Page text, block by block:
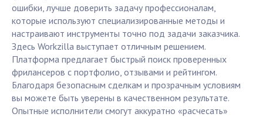
ошибки, лучше доверить задачу профессионалам,
которые используют специализированные методы и
настраивают инструменты точно под задачи заказчика.
Здесь Workzilla выступает отличным решением.
Платформа предлагает быстрый поиск проверенных
фрилансеров с портфолио, отзывами и рейтингом.
Благодаря безопасным сделкам и прозрачным условиям
вы можете быть уверены в качественном результате.
Опытные исполнители смогут аккуратно «расчесать»